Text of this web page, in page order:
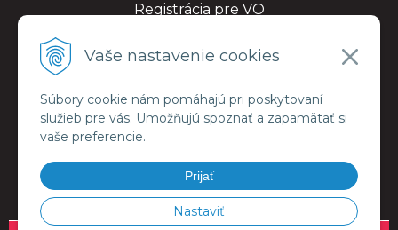
Vaše nastavenie cookies
Súbory cookie nám pomáhajú pri poskytovaní
služieb pre vás. Umožňujú spoznať a zapamätať si
vaše preferencie.
Prijať
Nastaviť
Registrácia pre VO